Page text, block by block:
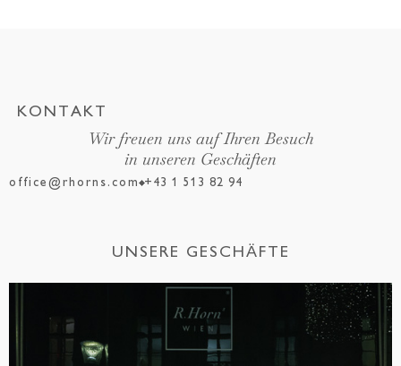
KONTAKT
Wir freuen uns auf Ihren Besuch
in unseren Geschäften
office@rhorns.com +43 1 513 82 94
UNSERE GESCHÄFTE